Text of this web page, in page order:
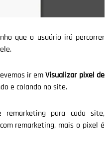
que o usuário irá percorrer
ir emVisualizar pixel de
e colando no site.
remarketing para cada site,
remarketing, mais o pixel é